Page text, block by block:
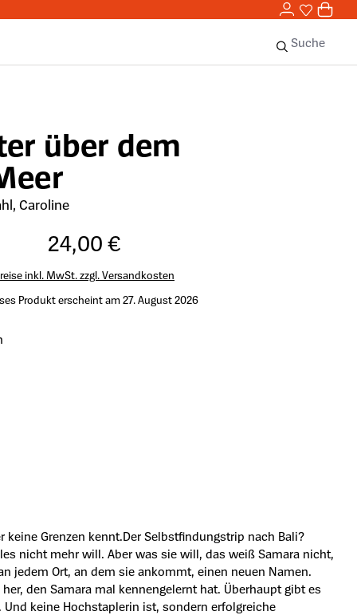
0,00
0
Suche
über dem
Caroline
24,00 €
inkl. MwSt. zzgl. Versandkosten
Produkt erscheint am 27. August 2026
Grenzen kennt.Der Selbstfindungstrip nach Bali?
nicht mehr will. Aber was sie will, das weiß Samara nicht,
jedem Ort, an dem sie ankommt, einen neuen Namen.
den Samara mal kennengelernt hat. Überhaupt gibt es
keine Hochstaplerin ist, sondern erfolgreiche